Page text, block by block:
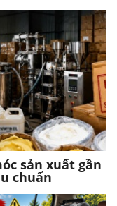
sản xuất gần
chuẩn